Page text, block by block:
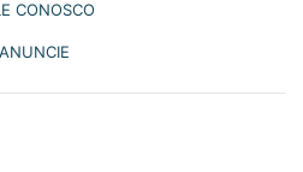
CONOSCO
ANUNCIE